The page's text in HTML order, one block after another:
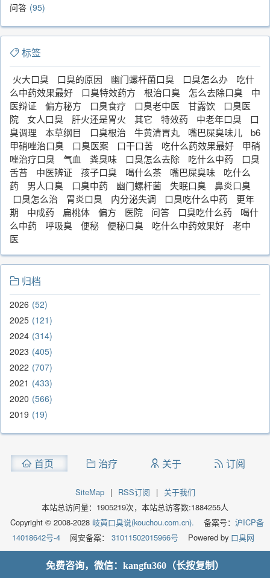
问答 95
标签
火大口臭 口臭的原因 幽门螺杆菌口臭 口臭怎么办
吃什
么中药效果最好
口臭特效药方 根治口臭 怎么去除口臭
中
医辩证
偏方秘方 口臭食疗 口臭老中医 甘露饮
口臭医
院
女人口臭 肝火还是胃火 其它 特效药 中老年口臭
口
臭调理
本草纲目 口臭根治 牛黄清胃丸 嘴巴屎臭味儿
b6
甲硝唑治口臭
口臭医案 口干口苦 吃什么药效果最好
甲硝
唑治疗口臭
气血 粪臭味 口臭怎么去除 吃什么中药
口臭
舌苔
中医辨证 孩子口臭 喝什么茶 嘴巴屎臭味
吃什么
药
男人口臭 口臭中药 幽门螺杆菌 失眠口臭
鼻炎口臭
口臭怎么治
胃炎口臭 内分泌失调 口臭吃什么中药
更年
期
中成药 扁桃体 偏方 医院 问答 口臭吃什么药
喝什
么中药
呼吸臭 便秘 便秘口臭 吃什么中药效果好
老中
医
归档
2026 52
2025 121
2024 314
2023 405
2022 707
2021
433
2020 566
2019 19
首页 治疗 关于 订阅
SiteMap | RSS订阅 |
关于我们
本站总访问量： 1905219次，本站总访客数:1884255人
Copyright © 2008-2028 岐黄口臭说(kouchou.com.cn). 备案号： 沪ICP备
14018642号-4
网安备案： 31011502015966号 Powered by 口臭网
免费咨询，微信：kangfu360（长按复制）